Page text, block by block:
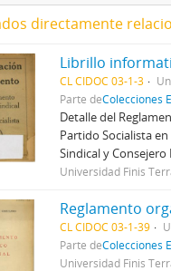
directamente
CL CIDOC 03-1-3
Parte deColecciones
Detalle del
Partido Socialista
Sindical y Consejero
Universidad Finis
CL CIDOC 03-1-39
Parte deColecciones
Universidad Finis